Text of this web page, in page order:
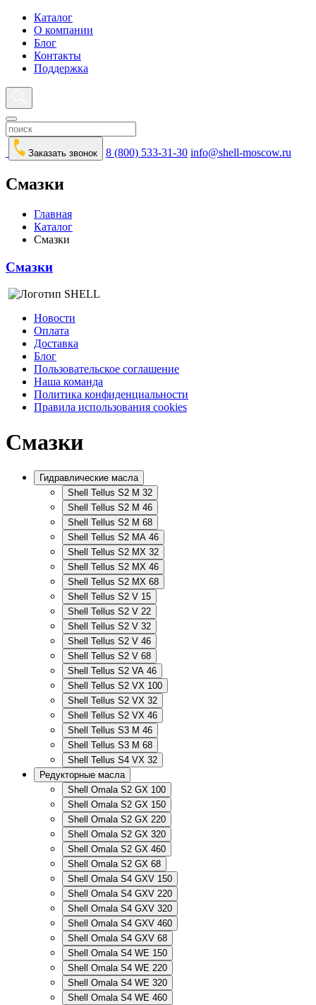
Каталог
О компании
Блог
Контакты
Поддержка
Заказать звонок 8 (800) 533-31-30 info@shell-moscow.ru
Смазки
Главная
Каталог
Смазки
Смазки
Новости
Оплата
Доставка
Блог
Пользовательское соглашение
Наша команда
Политика конфиденциальности
Правила использования cookies
Смазки
Гидравлические масла
Shell Tellus S2 M 32
Shell Tellus S2 M 46
Shell Tellus S2 M 68
Shell Tellus S2 MA 46
Shell Tellus S2 MX 32
Shell Tellus S2 MX 46
Shell Tellus S2 MX 68
Shell Tellus S2 V 15
Shell Tellus S2 V 22
Shell Tellus S2 V 32
Shell Tellus S2 V 46
Shell Tellus S2 V 68
Shell Tellus S2 VA 46
Shell Tellus S2 VX 100
Shell Tellus S2 VX 32
Shell Tellus S2 VX 46
Shell Tellus S3 M 46
Shell Tellus S3 M 68
Shell Tellus S4 VX 32
Редукторные масла
Shell Omala S2 GX 100
Shell Omala S2 GX 150
Shell Omala S2 GX 220
Shell Omala S2 GX 320
Shell Omala S2 GX 460
Shell Omala S2 GX 68
Shell Omala S4 GXV 150
Shell Omala S4 GXV 220
Shell Omala S4 GXV 320
Shell Omala S4 GXV 460
Shell Omala S4 GXV 68
Shell Omala S4 WE 150
Shell Omala S4 WE 220
Shell Omala S4 WE 320
Shell Omala S4 WE 460